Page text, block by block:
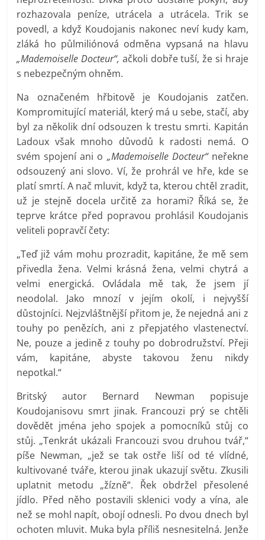
rozhazovala peníze, utrácela a utrácela. Trik se
povedl, a když Koudojanis nakonec neví kudy kam,
zláká ho půlmiliónová odměna vypsaná na hlavu
„Mademoiselle Docteur“, ačkoli dobře tuší, že si hraje
s nebezpečným ohněm.
Na označeném hřbitově je Koudojanis zatčen.
Kompromitující materiál, který má u sebe, stačí, aby
byl za několik dní odsouzen k trestu smrti. Kapitán
Ladoux však mnoho důvodů k radosti nemá. O
svém spojení ani o „Mademoiselle Docteur“neřekne
odsouzený ani slovo. Ví, že prohrál ve hře, kde se
platí smrtí. A nač mluvit, když ta, kterou chtěl zradit,
už je stejně docela určitě za horami? Říká se, že
teprve krátce před popravou prohlásil Koudojanis
veliteli popravčí čety:
„Teď již vám mohu prozradit, kapitáne, že mě sem
přivedla žena. Velmi krásná žena, velmi chytrá a
velmi energická. Ovládala mě tak, že jsem jí
neodolal. Jako mnozí v jejím okolí, i nejvyšší
důstojníci. Nejzvláštnější přitom je, že nejedná ani z
touhy po penězích, ani z přepjatého vlastenectví.
Ne, pouze a jedině z touhy po dobrodružství. Přeji
vám, kapitáne, abyste takovou ženu nikdy
nepotkal.“
Britský autor Bernard Newman popisuje
Koudojanisovu smrt jinak. Francouzi prý se chtěli
dovědět jména jeho spojek a pomocníků stůj co
stůj. „Tenkrát ukázali Francouzi svou druhou tvář,“
píše Newman, „jež se tak ostře liší od té vlídné,
kultivované tváře, kterou jinak ukazují světu. Zkusili
uplatnit metodu „žízně“. Řek obdržel přesolené
jídlo. Před něho postavili sklenici vody a vína, ale
než se mohl napít, obojí odnesli. Po dvou dnech byl
ochoten mluvit. Muka byla příliš nesnesitelná. Jenže